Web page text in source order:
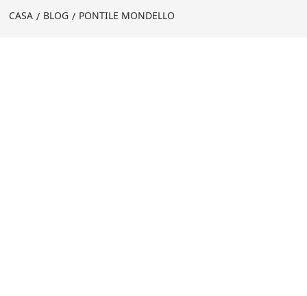
CASA BLOG PONTILE MONDELLO